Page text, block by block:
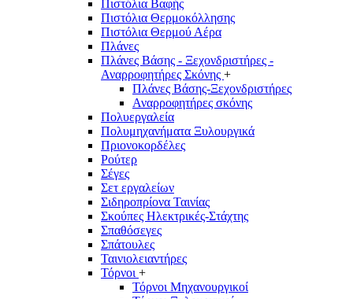
Πιστόλια Βαφής
Πιστόλια Θερμοκόλλησης
Πιστόλια Θερμού Αέρα
Πλάνες
Πλάνες Βάσης - Ξεχονδριστήρες -
Αναρροφητήρες Σκόνης +
Πλάνες Βάσης-Ξεχονδριστήρες
Αναρροφητήρες σκόνης
Πολυεργαλεία
Πολυμηχανήματα Ξυλουργικά
Πριονοκορδέλες
Ρούτερ
Σέγες
Σετ εργαλείων
Σιδηροπρίονα Ταινίας
Σκούπες Ηλεκτρικές-Στάχτης
Σπαθόσεγες
Σπάτουλες
Ταινιολειαντήρες
Τόρνοι +
Τόρνοι Μηχανουργικοί